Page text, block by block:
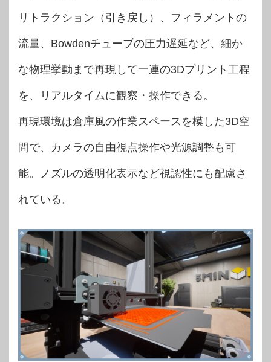
リトラクション（引き戻し）、フィラメントの
流量、Bowdenチューブの圧力遅延など、細か
な物理挙動まで再現して一連の3Dプリント工程
を、リアルタイムに観察・操作できる。
再現環境は倉庫風の作業スペースを模した3D空
間で、カメラの自由視点操作や光源調整も可
能。ノズルの透明化表示など視認性にも配慮さ
れている。